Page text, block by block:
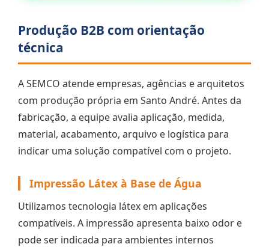
Produção B2B com orientação
técnica
A SEMCO atende empresas, agências e arquitetos
com produção própria em Santo André. Antes da
fabricação, a equipe avalia aplicação, medida,
material, acabamento, arquivo e logística para
indicar uma solução compatível com o projeto.
Impressão Látex à Base de Água
Utilizamos tecnologia látex em aplicações
compatíveis. A impressão apresenta baixo odor e
pode ser indicada para ambientes internos